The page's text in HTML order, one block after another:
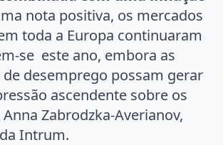
nota positiva, os mercados
toda a Europa continuaram
se este ano, embora as
de desemprego possam gerar
ascendente sobre os
Anna Zabrodzka-Averianov,
Intrum.